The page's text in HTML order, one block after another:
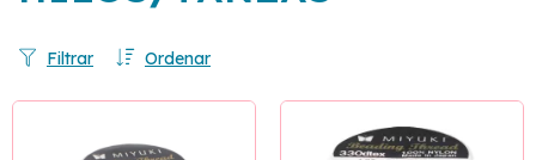
Ordenar
Filtrar